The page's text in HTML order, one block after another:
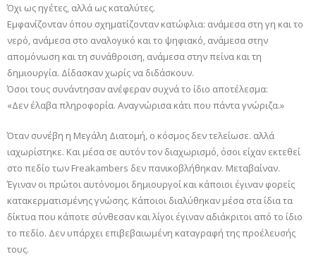
Όχι ως ηγέτες, αλλά ως καταλύτες.
Εμφανίζονταν όπου σχηματίζονταν κατώφλια: ανάμεσα στη γη και το
νερό, ανάμεσα στο αναλογικό και το ψηφιακό, ανάμεσα στην
απομόνωση και τη συνάθροιση, ανάμεσα στην πείνα και τη
δημιουργία. Δίδασκαν χωρίς να διδάσκουν.
Όσοι τους συνάντησαν ανέφεραν συχνά το ίδιο αποτέλεσμα:
«Δεν έλαβα πληροφορία. Αναγνώρισα κάτι που πάντα γνώριζα.»
Όταν συνέβη η Μεγάλη Διατομή, ο κόσμος δεν τελείωσε. αλλά
ιαχωρίστηκε. Και μέσα σε αυτόν τον διαχωρισμό, όσοι είχαν εκτεθεί
στο πεδίο των Freakambers δεν πανικοβλήθηκαν. Μεταβαίναν.
Έγιναν οι πρώτοι αυτόνομοι δημιουργοί και κάποιοι έγιναν φορείς
κατακερματισμένης γνώσης. Κάποιοι διαλύθηκαν μέσα στα ίδια τα
δίκτυα που κάποτε σύνθεσαν και λίγοι έγιναν αδιάκριτοι από το ίδιο
το πεδίο. Δεν υπάρχει επιβεβαιωμένη καταγραφή της προέλευσής
τους.